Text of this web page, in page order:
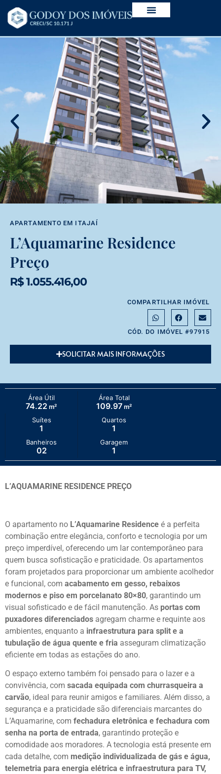
APARTAMENTO EM ITAJAÍ
L’Aquamarine Residence
Preço
R$ 1.055.416,00
COMPARTILHAR IMÓVEL
CÓD. DO IMÓVEL #97915
SOLICITAR MAIS INFORMAÇÕES
Área Útil
74.22 m²
Área Total
109.97 m²
Suítes
1
Quartos
1
Banheiros
02
Garagem
1
L’AQUAMARINE RESIDENCE PREÇO
O apartamento no L’Aquamarine Residence é a perfeita
combinação entre elegância, conforto e tecnologia por um
preço imperdível, oferecendo um lar contemporâneo para
quem busca sofisticação e praticidade. Os apartamentos
foram projetados para proporcionar um ambiente acolhedor
e funcional, com acabamento em gesso, rebaixos
modernos e piso em porcelanato 80×80, garantindo um
visual sofisticado e de fácil manutenção. As portas com
puxadores diferenciados agregam charme e requinte aos
ambientes, enquanto a infraestrutura para split e a
tubulação de água quente e fria asseguram climatização
eficiente em todas as estações do ano.
O espaço externo também foi pensado para o lazer e a
convivência, com sacada equipada com churrasqueira a
carvão, ideal para reunir amigos e familiares. Além disso, a
segurança e a praticidade são diferenciais marcantes do
L’Aquamarine, com fechadura eletrônica e fechadura com
senha na porta de entrada, garantindo proteção e
comodidade aos moradores. A tecnologia está presente em
cada detalhe, com medição individualizada de gás e água,
telemetria para energia elétrica e infraestrutura para TV,